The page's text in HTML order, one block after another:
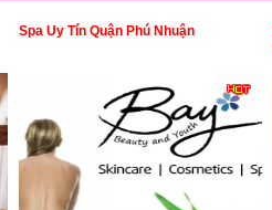
Spa Uy Tín Quận Phú Nhuận